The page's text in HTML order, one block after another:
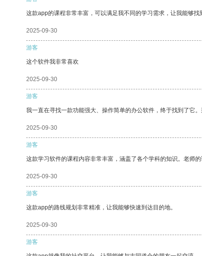
这款app的课程非常丰富，可以满足我不同的学习需求，让我能够找
2025-09-30
游客
这个软件我非常喜欢
2025-09-30
游客
我一直在寻找一款功能强大、操作简单的办公软件，终于找到了它
2025-09-30
游客
这款学习软件的课程内容非常丰富，涵盖了各个学科的知识。老师
2025-09-30
游客
这款app的路线规划非常精准，让我能够快速到达目的地。
2025-09-30
游客